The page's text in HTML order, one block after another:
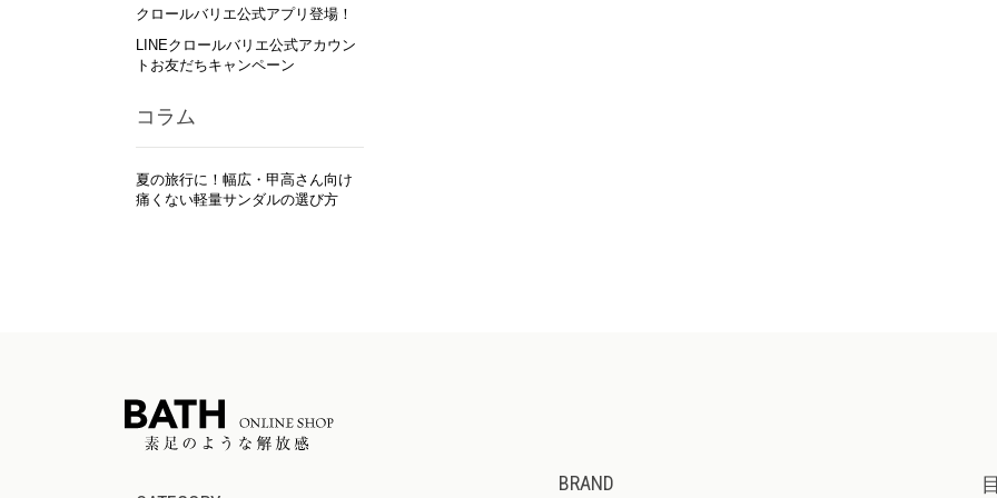
クロールバリエ公式アプリ登場！
LINEクロールバリエ公式アカウン
トお友だちキャンペーン
コラム
夏の旅行に！幅広・甲高さん向け
痛くない軽量サンダルの選び方
BRAND